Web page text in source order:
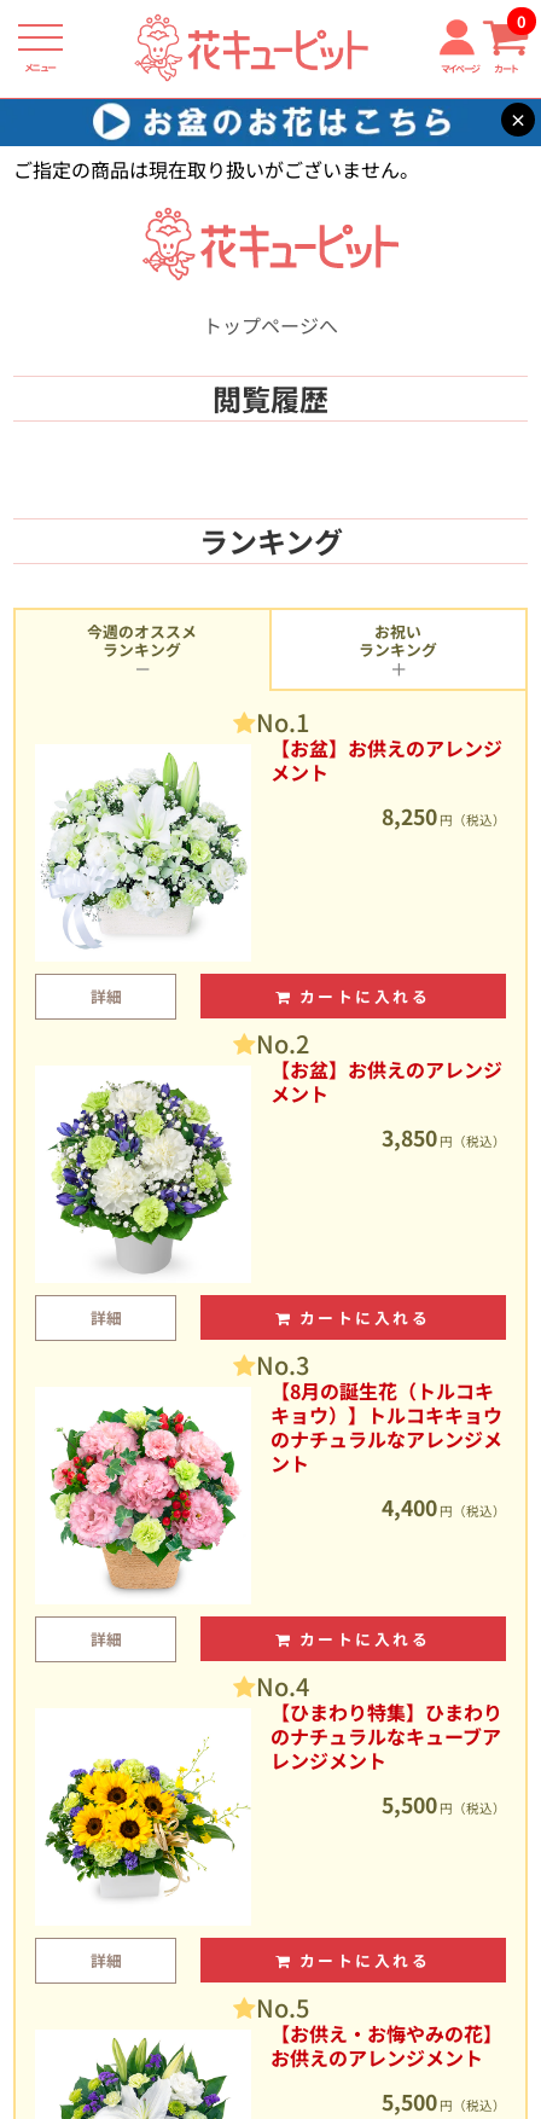
メニュー マイページ カート
0
×
花キューピット 【】
ご指定の商品は現在取り扱いがございません。
トップページへ
閲覧履歴
ランキング
今週のオススメ
ランキング
No.1
【お盆】お供えのアレンジ
メント
8,250 円（税込）
詳細 カートに入れる
No.2
【お盆】お供えのアレンジ
メント
3,850 円（税込）
詳細 カートに入れる
No.3
【8月の誕生花（トルコキ
キョウ）】トルコキキョウ
のナチュラルなアレンジメ
ント
4,400 円（税込）
詳細 カートに入れる
No.4
【ひまわり特集】ひまわり
のナチュラルなキューブア
レンジメント
5,500 円（税込）
詳細 カートに入れる
No.5
【お供え・お悔やみの花】
お供えのアレンジメント
5,500 円（税込）
お祝い
ランキング